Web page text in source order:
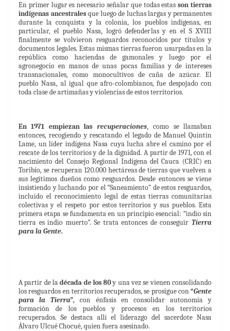
En primer lugar es necesario señalar que todas estasson tierras
indígenas ancestralesque luego de luchas largas y permanentes
durante la conquista y la colonia, los pueblos indígenas, en
particular, el pueblo Nasa, logró defenderlas y en el S XVIII
finalmente se volvieron resguardos reconocidos por títulos y
documentos legales. Estas mismas tierras fueron usurpadas en la
república como haciendas de gamonales y luego por el
agronegocio en manos de unas pocas familias y de intereses
transnacionales, como monocultivos de caña de azúcar. El
pueblo Nasa, al igual que afro-colombianos, fue despojado con
toda clase de artimañas y violencias de estos territorios.
En 1971 empiezan las recuperaciones, como se llamaban
entonces, recogiendo y rescatando el legado de Manuel Quintín
Lame, un líder indígena Nasa cuya lucha abre el camino por el
rescate de los territorios y de la dignidad. A partir de 1971, con el
nacimiento del Consejo Regional Indígena del Cauca (CRIC) en
Toribío, se recuperan 120.000 hectáreas de tierras que vuelven a
sus legítimos dueños como resguardos. Desde entonces se viene
insistiendo y luchando por el “Saneamiento” de estos resguardos,
incluido el reconocimiento legal de estas tierras comunitarias
colectivas y el respeto por estos territorios y sus pueblos. Esta
primera etapa se fundamenta en un principio esencial: “indio sin
tierra es indio muerto”. Se trata entonces de conseguir Tierra
para la Gente.
A partir de ladécada de los 80y una vez se vienen consolidando
los resguardos en territorios recuperados, se prosigue con“Gente
para la Tierra”, con énfasis en consolidar autonomía y
formación de los pueblos y procesos en los territorios
recuperados. Se destaca allí el liderazgo del sacerdote Nasa
Álvaro Ulcué Chocué, quien fuera asesinado.